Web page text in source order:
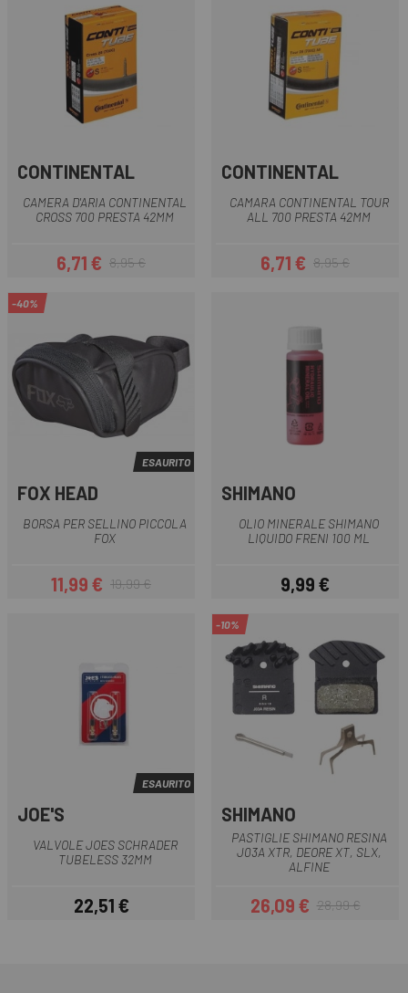
CONTINENTAL
CAMERA D'ARIA CONTINENTAL
CROSS 700 PRESTA 42MM
Prezzo
6,71 €Prezzo base
8,95 €
CONTINENTAL
CAMARA CONTINENTAL TOUR
ALL 700 PRESTA 42MM
Prezzo
6,71 €Prezzo base
8,95 €
-40%
ESAURITO
FOX HEAD
BORSA PER SELLINO PICCOLA
FOX
Prezzo
11,99 €Prezzo base
19,99 €
SHIMANO
OLIO MINERALE SHIMANO
LIQUIDO FRENI 100 ML
Prezzo
9,99 €
ESAURITO
JOE'S
VALVOLE JOES SCHRADER
TUBELESS 32MM
Prezzo
22,51 €
-10%
SHIMANO
PASTIGLIE SHIMANO RESINA
J03A XTR, DEORE XT, SLX,
ALFINE
Prezzo
26,09 €Prezzo base
28,99 €